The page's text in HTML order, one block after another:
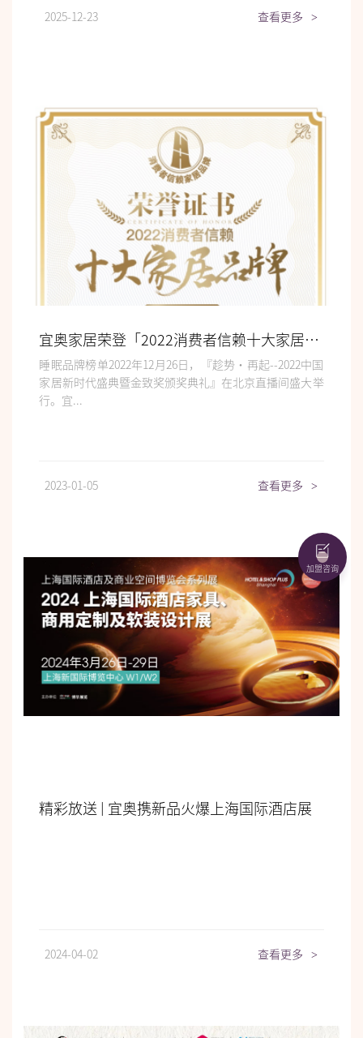
2025-12-23 查看更多 >
宜奥家居荣登「2022消费者信赖十大家居品牌」
睡眠品牌榜单2022年12月26日，『趁势·再起--2022中国
家居新时代盛典暨金致奖颁奖典礼』在北京直播间盛大举
行。宜...
2023-01-05 查看更多 >
精彩放送 | 宜奥携新品火爆上海国际酒店展
2024-04-02 查看更多 >
加盟咨询